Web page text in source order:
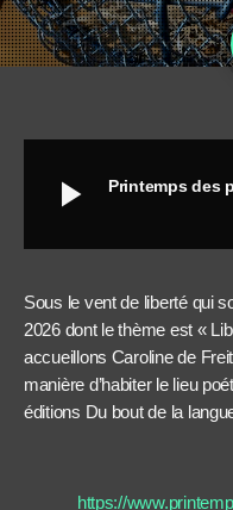
play_arrow
Sous le vent de liberté qui
2026 dont le thème est «
accueillons Caroline de
manière d’habiter le lieu
éditions Du bout de la
https://